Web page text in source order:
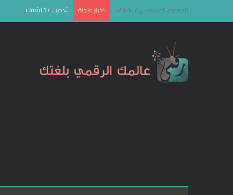
الجمعة, أغسطس 7 2026 أخبار عاجلة تحديث Android 17 سيكون الأخير لهذه الهواتف من سامسونج